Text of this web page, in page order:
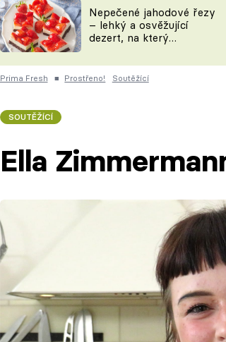
Videorecepty
TEĎ VAŘÍ ŠÉF!
ČESKO NA TALÍŘI
Nepečené jahodové řezy
– lehký a osvěžující
dezert, na který
Prima Fresh ■ Prostřeno! Soutěžící
SOUTĚŽÍCÍ
Ella